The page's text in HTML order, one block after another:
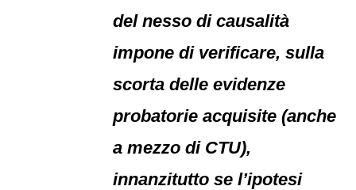
del nesso di causalità
impone di verificare, sulla
scorta delle evidenze
probatorie acquisite (anche
a mezzo di CTU),
innanzitutto se l’ipotesi